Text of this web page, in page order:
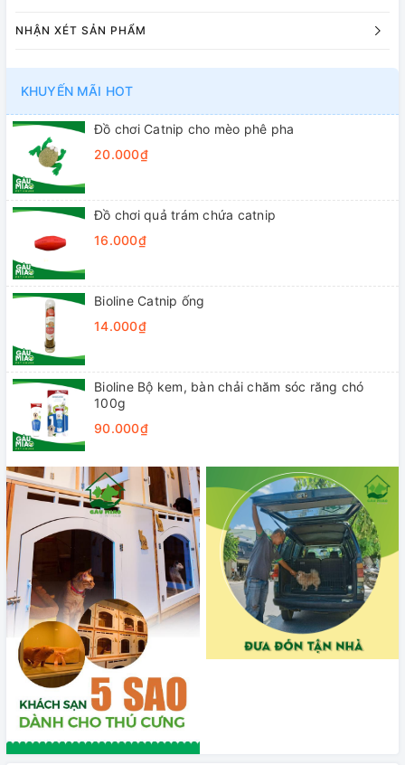
NHẬN XÉT SẢN PHẨM
KHUYẾN MÃI HOT
Đồ chơi Catnip cho mèo phê pha
20.000₫
Đồ chơi quả trám chứa catnip
16.000₫
Bioline Catnip ống
14.000₫
Bioline Bộ kem, bàn chải chăm sóc răng chó
100g
90.000₫